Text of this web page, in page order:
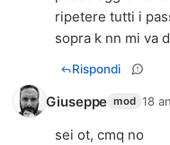
ripetere tutti i
sopra k nn mi va
Rispondi
Giuseppe mod 18
sei ot, cmq no